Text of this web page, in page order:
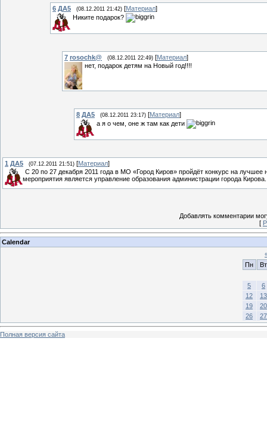
6 ДА5 (08.12.2011 21:42) [Материал]
Никите подарок?
7 rosochk@ (08.12.2011 22:49) [Материал]
нет, подарок детям на Новый год!!!!
8 ДА5 (08.12.2011 23:17) [Материал]
а я о чем, оне ж там как дети
1 ДА5 (07.12.2011 21:51) [Материал]
С 20 по 27 декабря 2011 года в МО «Город Киров» пройдёт конкурс на
мероприятия является управление образования администрации города Кирова.
Добавлять комментарии
[
Calendar
Пн
Вт
5
6
12
13
19
20
26
27
Полная версия сайта